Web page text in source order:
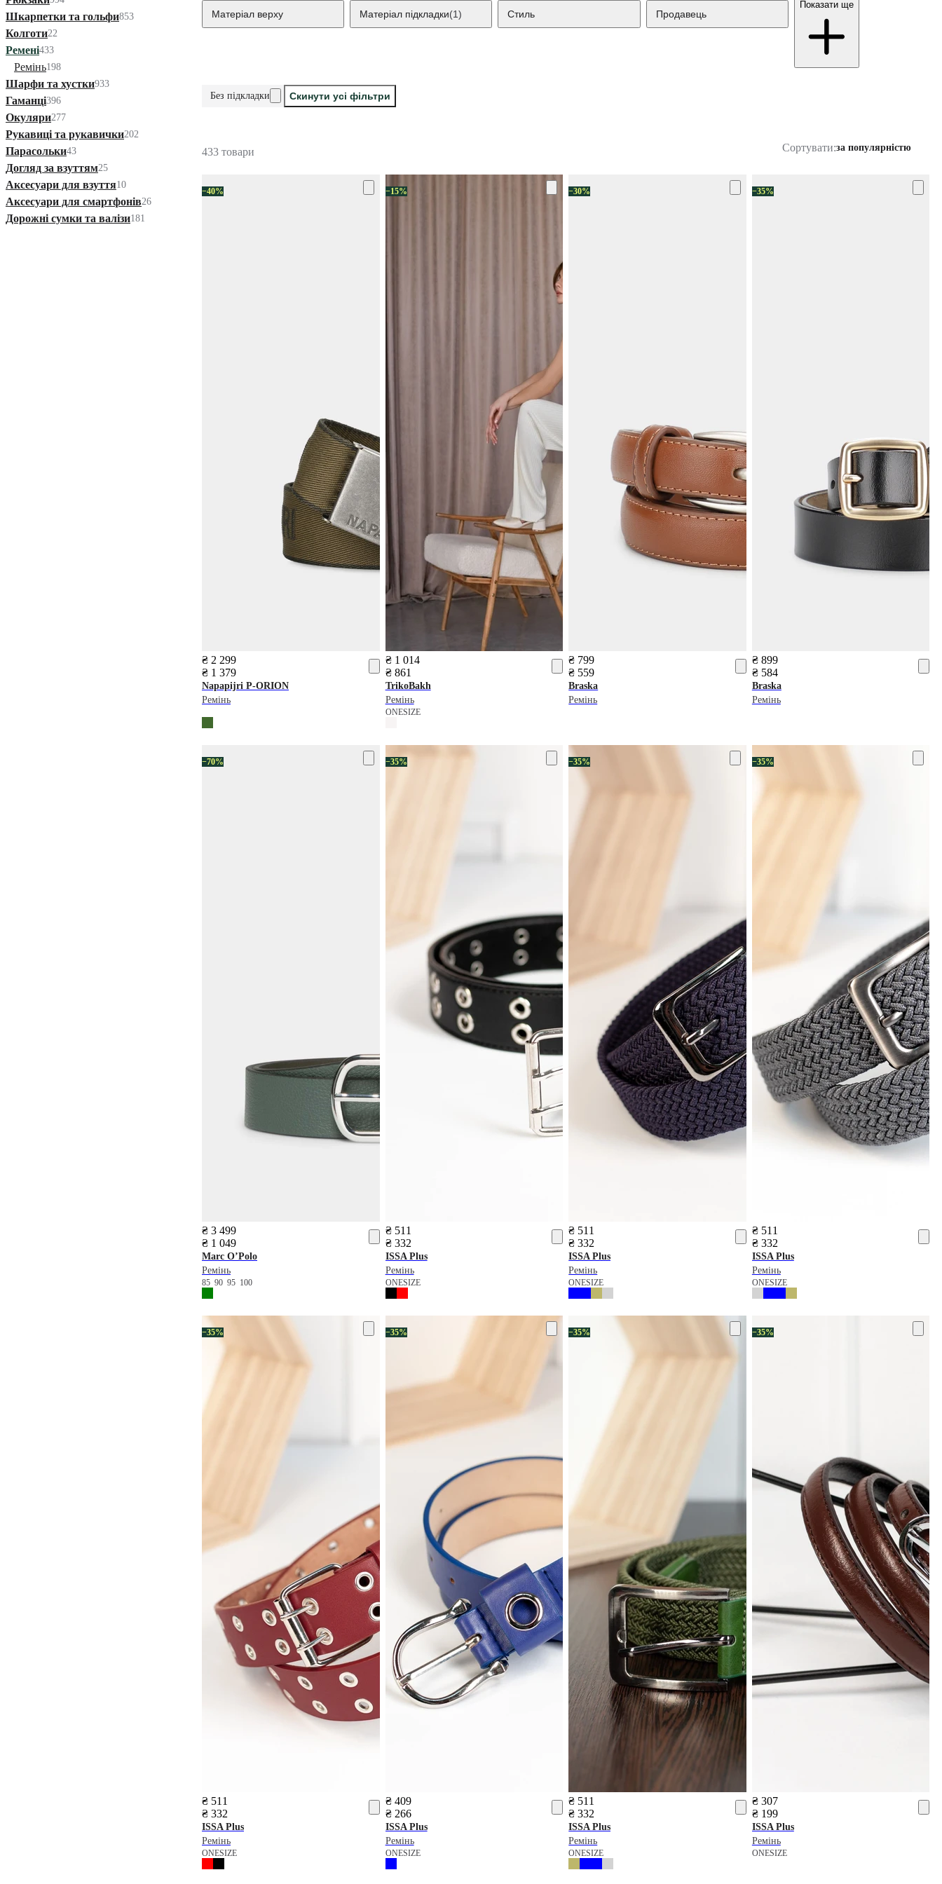
Шкарпетки та гольфи853
Колготи22
Ремені433
Ремінь198
Шарфи та хустки933
Гаманці396
Окуляри277
Рукавиці та рукавички202
Парасольки43
Догляд за взуттям25
Аксесуари для взуття10
Аксесуари для смартфонів26
Дорожні сумки та валізи181
Матеріал верху Матеріал підкладки(1) Стиль Продавець
Показати ще
Без підкладки Скинути усі фільтри
433 товари Сортувати:за популярністю
−40%
₴ 2 299
₴ 1 379
Napapijri P-ORION
Ремінь
−15%
₴ 1 014
₴ 861
TrikoBakh
Ремінь
ONESIZE
−30%
₴ 799
₴ 559
Braska
Ремінь
−35%
₴ 899
₴ 584
Braska
Ремінь
−70%
₴ 3 499
₴ 1 049
Marc O’Polo
Ремінь
85 90 95 100
−35%
₴ 511
₴ 332
ISSA Plus
Ремінь
ONESIZE
−35%
₴ 511
₴ 332
ISSA Plus
Ремінь
ONESIZE
−35%
₴ 511
₴ 332
ISSA Plus
Ремінь
ONESIZE
−35%
₴ 511
₴ 332
ISSA Plus
Ремінь
ONESIZE
−35%
₴ 409
₴ 266
ISSA Plus
Ремінь
ONESIZE
−35%
₴ 511
₴ 332
ISSA Plus
Ремінь
ONESIZE
−35%
₴ 307
₴ 199
ISSA Plus
Ремінь
ONESIZE